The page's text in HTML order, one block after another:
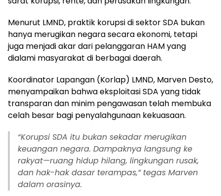
Menurut LMND, praktik korupsi di sektor SDA bukan
hanya merugikan negara secara ekonomi, tetapi
juga menjadi akar dari pelanggaran HAM yang
dialami masyarakat di berbagai daerah.
Koordinator Lapangan (Korlap) LMND, Marven Desto,
menyampaikan bahwa eksploitasi SDA yang tidak
transparan dan minim pengawasan telah membuka
celah besar bagi penyalahgunaan kekuasaan.
“Korupsi SDA itu bukan sekadar merugikan
keuangan negara. Dampaknya langsung ke
rakyat—ruang hidup hilang, lingkungan rusak,
dan hak-hak dasar terampas,” tegas Marven
dalam orasinya.